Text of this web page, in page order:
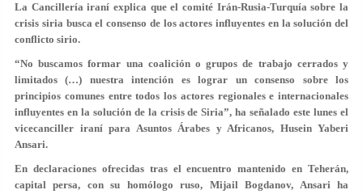
La Cancillería iraní explica que el comité Irán-Rusia-Turquía sobre la
crisis siria busca el consenso de los actores influyentes en la solución del
conflicto sirio.
“No buscamos formar una coalición o grupos de trabajo cerrados y
limitados (…) nuestra intención es lograr un consenso sobre los
principios comunes entre todos los actores regionales e internacionales
influyentes en la solución de la crisis de Siria”, ha señalado este lunes el
vicecanciller iraní para Asuntos Árabes y Africanos, Husein Yaberi
Ansari.
En declaraciones ofrecidas tras el encuentro mantenido en Teherán,
capital persa, con su homólogo ruso, Mijail Bogdanov, Ansari ha